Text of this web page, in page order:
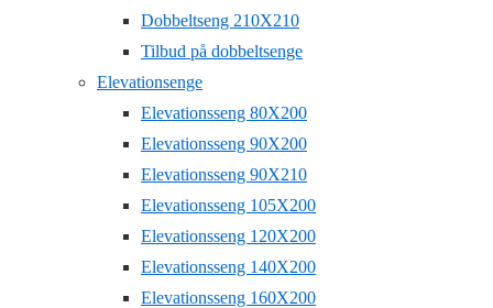
Dobbeltseng 210X210
Tilbud på dobbeltsenge
Elevationsenge
Elevationsseng 80X200
Elevationsseng 90X200
Elevationsseng 90X210
Elevationsseng 105X200
Elevationsseng 120X200
Elevationsseng 140X200
Elevationsseng 160X200